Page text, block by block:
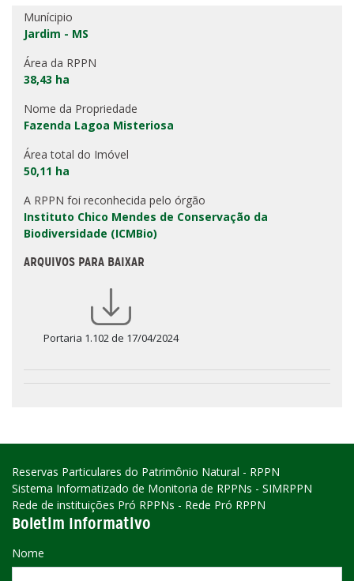
Munícipio
Jardim - MS
Área da RPPN
38,43 ha
Nome da Propriedade
Fazenda Lagoa Misteriosa
Área total do Imóvel
50,11 ha
A RPPN foi reconhecida pelo órgão
Instituto Chico Mendes de Conservação da
Biodiversidade (ICMBio)
ARQUIVOS PARA BAIXAR
Portaria 1.102 de 17/04/2024
Reservas Particulares do Patrimônio Natural - RPPN
Sistema Informatizado de Monitoria de RPPNs - SIMRPPN
Rede de instituições Pró RPPNs - Rede Pró RPPN
Boletim Informativo
Nome